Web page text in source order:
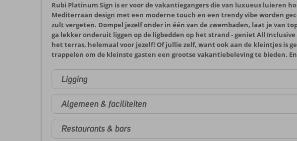
Rubi Platinum Sign is er voor de vakantiegangers die van luxueus luieren
Mediterraan design met een moderne touch en een trendy vibe worden
zult vergeten. Dompel jezelf onder in één van de zwembaden, laat je van
ga lekker onderuit liggen op de ligbedden op het strand - geniet All
het terras, helemaal voor jezelf! Of jullie zelf, want ook aan de kleintjes is
trappelen om de kleinste gasten een grootse vakantiebeleving te bieden.
Ligging
Algemeen & faciliteiten
Restaurants & bars